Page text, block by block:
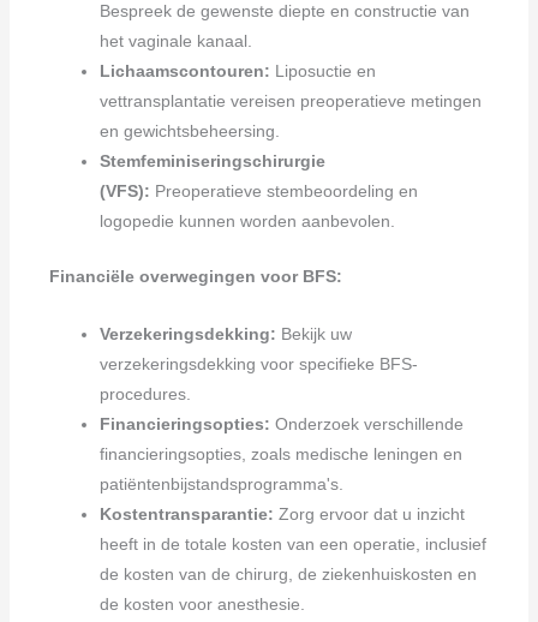
Bespreek de gewenste diepte en constructie van
het vaginale kanaal.
Lichaamscontouren: Liposuctie en
vettransplantatie vereisen preoperatieve metingen
en gewichtsbeheersing.
Stemfeminiseringschirurgie
(VFS): Preoperatieve stembeoordeling en
logopedie kunnen worden aanbevolen.
Financiële overwegingen voor BFS:
Verzekeringsdekking: Bekijk uw
verzekeringsdekking voor specifieke BFS-
procedures.
Financieringsopties: Onderzoek verschillende
financieringsopties, zoals medische leningen en
patiëntenbijstandsprogramma's.
Kostentransparantie: Zorg ervoor dat u inzicht
heeft in de totale kosten van een operatie, inclusief
de kosten van de chirurg, de ziekenhuiskosten en
de kosten voor anesthesie.